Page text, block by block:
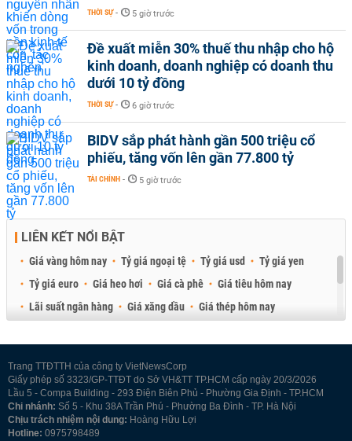
THỜI SỰ - 5 giờ trước
Đề xuất miễn 30% thuế thu nhập cho hộ
kinh doanh, doanh nghiệp có doanh thu
dưới 10 tỷ đồng
THỜI SỰ - 6 giờ trước
BIDV sắp phát hành gần 500 triệu cổ
phiếu, tăng vốn lên gần 77.800 tỷ
TÀI CHÍNH - 5 giờ trước
LIÊN KẾT NỔI BẬT
Giá vàng hôm nay Tỷ giá ngoại tệ Tỷ giá usd
Tỷ giá yen
Tỷ giá euro
Giá heo hơi Giá cà phê
Giá tiêu hôm nay
Lãi suất ngân hàng
Giá xăng dầu
Giá thép hôm nay
Trang TTĐTTH của công ty VietNewsCorp
Giấy phép số 3323/GP-TTĐT do Sở VH&TT TP.HCM cấp ngày 20/3/2026
Lầu 5 - Compa Building - 293 Điện Biên Phủ - Phường Gia Định - TP.HCM
Chi nhánh: Số 5 - Khu 38A Trần Phú - Phường Ba Đình - TP. Hà Nội
Chịu trách nhiệm nội dung: Hoàng Hữu Lợi
Hotline: 0975798489